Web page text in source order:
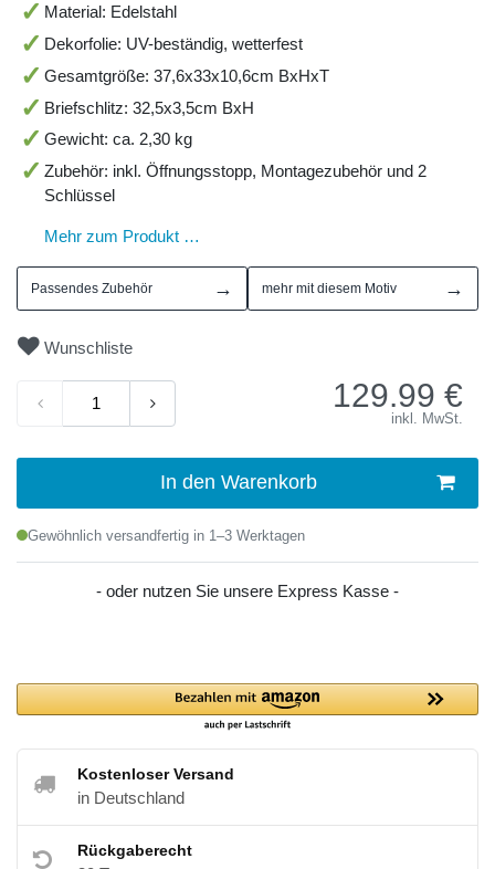
Material: Edelstahl
Dekorfolie: UV-beständig, wetterfest
Gesamtgröße: 37,6x33x10,6cm BxHxT
Briefschlitz: 32,5x3,5cm BxH
Gewicht: ca. 2,30 kg
Zubehör: inkl. Öffnungsstopp, Montagezubehör und 2
Schlüssel
Mehr zum Produkt …
Passendes Zubehör → mehr mit diesem Motiv →
Wunschliste
129.99 €
inkl. MwSt.
In den Warenkorb
Gewöhnlich versandfertig in 1–3 Werktagen
- oder nutzen Sie unsere Express Kasse -
Kostenloser Versand
in Deutschland
Rückgaberecht